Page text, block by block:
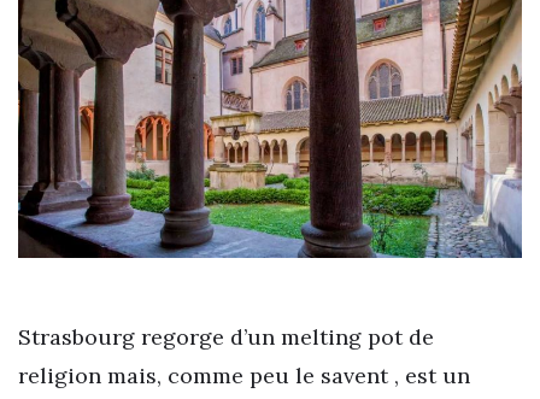
Strasbourg regorge d’un melting pot de
religion mais, comme peu le savent , est un